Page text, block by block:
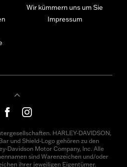
Wir kümmern uns um Sie
Impressum
HARLEY-DAVIDSON,
und Shield-Logo gehören zu den
Davidson Motor Company, Inc. Alle
sind Warenzeichen und/oder
ihrer jeweiligen Eigentümer.